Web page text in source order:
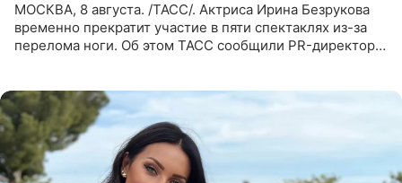
МОСКВА, 8 августа. /ТАСС/. Актриса Ирина Безрукова
временно прекратит участие в пяти спектаклях из-за
перелома ноги. Об этом ТАСС сообщили PR-директор